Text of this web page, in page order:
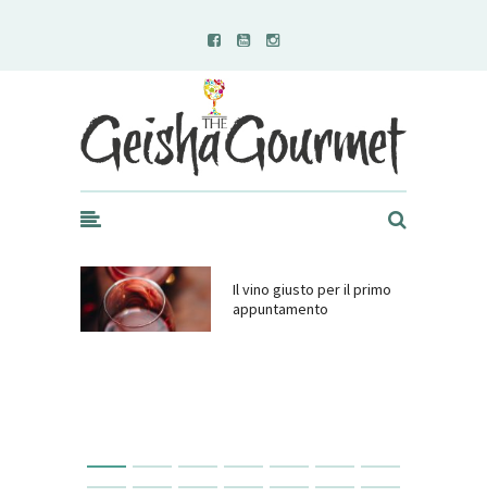
Geisha Gourmet
Il vino giusto per il primo
appuntamento